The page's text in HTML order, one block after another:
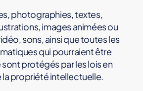
photographies, textes,
images animées ou
sons, ainsi que toutes les
qui pourraient être
sont protégés par les lois en
la propriété intellectuelle.